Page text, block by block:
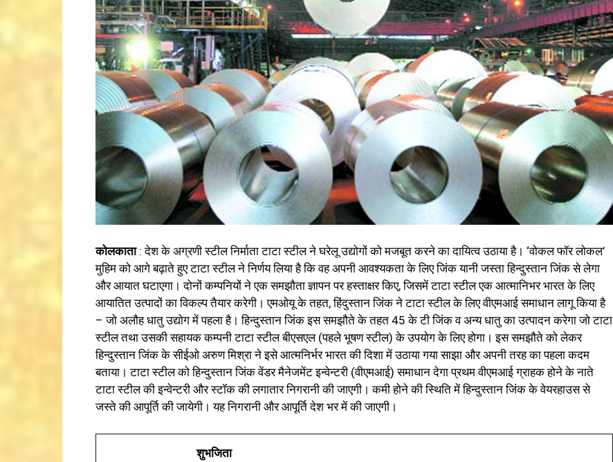
कोलकाता: देश के अग्रणी स्टील निर्माता टाटा स्टील ने घरेलू उद्योगों को मजबूत करने का दायित्व उठाया है। ‘वोकल फॉर लोकल’
मुहिम को आगे बढ़ाते हुए टाटा स्टील ने निर्णय लिया है कि वह अपनी आवश्यकता के लिए जिंक यानी जस्ता हिन्दुस्तान जिंक से लेगा
और आयात घटाएगा। दोनों कम्पनियों ने एक समझौता ज्ञापन पर हस्ताक्षर किए, जिसमें टाटा स्टील एक आत्मानिभर भारत के लिए
आयातित उत्पादों का विकल्प तैयार करेगी। एमओयू के तहत, हिंदुस्तान जिंक ने टाटा स्टील के लिए वीएमआई समाधान लागू किया है
– जो अलौह धातु उद्योग में पहला है। हिन्दुस्तान जिंक इस समझौते के तहत 45 के टी जिंक व अन्य धातु का उत्पादन करेगा जो टाटा
स्टील तथा उसकी सहायक कम्पनी टाटा स्टील बीएसएल (पहले भूषण स्टील) के उपयोग के लिए होगा। इस समझौते को लेकर
हिन्दुस्तान जिंक के सीईओ अरुण मिश्रा ने इसे आत्मनिर्भर भारत की दिशा में उठाया गया साझा और अपनी तरह का पहला कदम
बताया। टाटा स्टील को हिन्दुस्तान जिंक वेंडर मैनेजमेंट इन्वेन्टरी (वीएमआई) समाधान देगा प्रथम वीएमआई ग्राहक होने के नाते
टाटा स्टील की इन्वेन्टरी और स्टॉक की लगातार निगरानी की जाएगी। कमी होने की स्थिति में हिन्दुस्तान जिंक के वेयरहाउस से
जस्ते की आपूर्ति की जायेगी। यह निगरानी और आपूर्ति देश भर में की जाएगी।
शुभजिता